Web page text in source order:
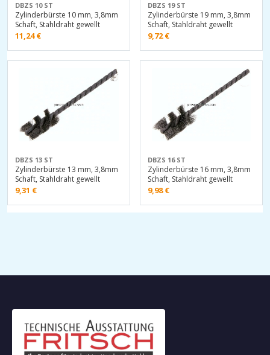
DBZS 10 ST
Zylinderbürste 10 mm, 3,8mm
Schaft, Stahldraht gewellt
11,24€
DBZS 19 ST
Zylinderbürste 19 mm, 3,8mm
Schaft, Stahldraht gewellt
9,72€
DBZS 13 ST
Zylinderbürste 13 mm, 3,8mm
Schaft, Stahldraht gewellt
9,31 €
DBZS 16 ST
Zylinderbürste 16 mm, 3,8mm
Schaft, Stahldraht gewellt
9,98€